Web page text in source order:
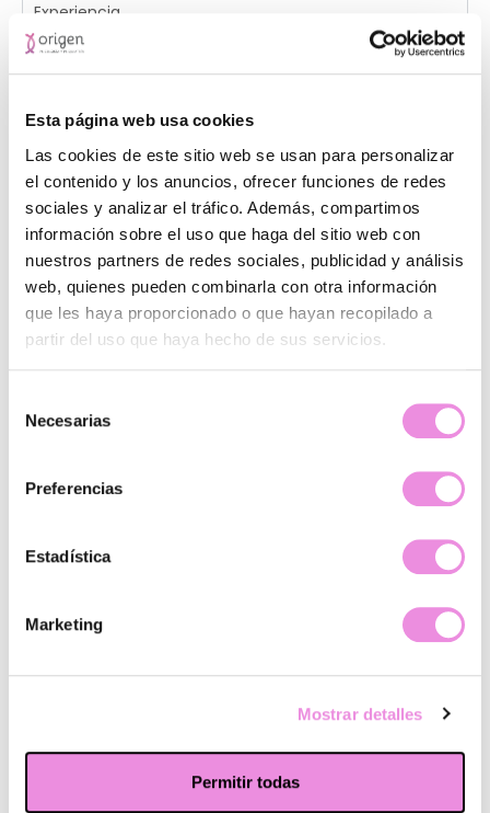
Esta página web usa cookies
Las cookies de este sitio web se usan para personalizar
el contenido y los anuncios, ofrecer funciones de redes
sociales y analizar el tráfico. Además, compartimos
información sobre el uso que haga del sitio web con
nuestros partners de redes sociales, publicidad y análisis
web, quienes pueden combinarla con otra información
que les haya proporcionado o que hayan recopilado a
partir del uso que haya hecho de sus servicios.
Necesarias
Preferencias
Estadística
Marketing
Mostrar detalles
Permitir todas
Experiencia
Otros datos
Clínicas donde trabaja
ALJARAFE
Plaza de las Naciones, Local 7-8, 41927 Mairena del